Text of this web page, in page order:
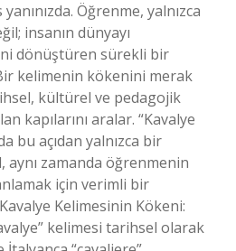
Öğrenme, yalnızca
insanın dünyayı
dönüştüren sürekli bir
kelimenin kökenini merak
kültürel ve pedagojik
kapılarını aralar. “Kavalye
bu açıdan yalnızca bir
zamanda öğrenmenin
için verimli bir
Kelimesinin Kökeni:
kelimesi tarihsel olarak